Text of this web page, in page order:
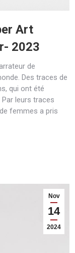
Art
2023
de
Des traces de
qui ont été
leurs traces
femmes a pris
Nov
14
2024